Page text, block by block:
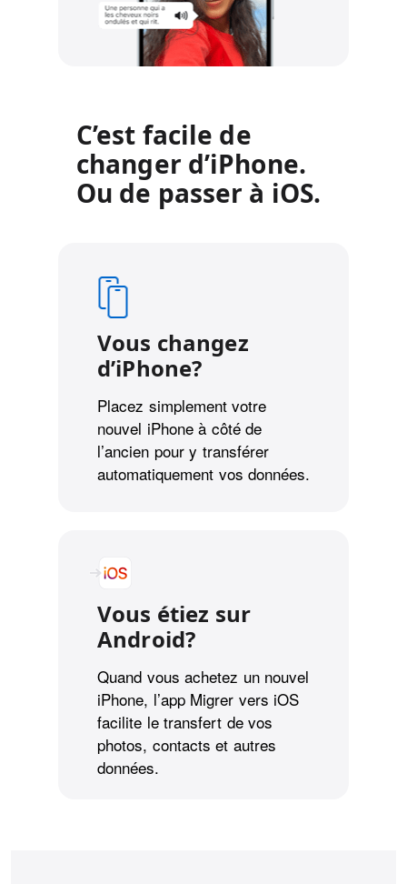
C’est facile de
changer d’iPhone.
Ou de passer à iOS.
Vous changez
d’iPhone?
Placez simplement votre
nouvel iPhone à côté de
l’ancien pour y transférer
automatiquement vos données.
Vous étiez sur
Android?
Quand vous achetez un nouvel
iPhone, l’app Migrer vers iOS
facilite le transfert de vos
photos, contacts et autres
données.